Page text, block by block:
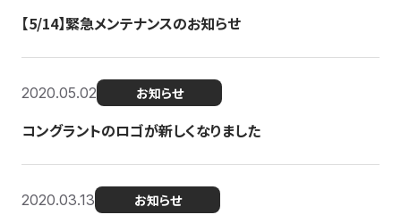
【5/14】緊急メンテナンスのお知らせ
2020.05.02 お知らせ
コングラントのロゴが新しくなりました
2020.03.13 お知らせ